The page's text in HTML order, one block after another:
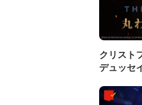
クリスト
デュッセ